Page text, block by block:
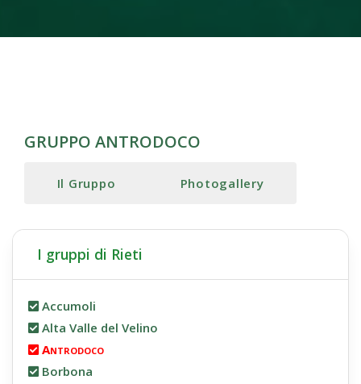
GRUPPO ANTRODOCO
Il Gruppo Photogallery
I gruppi di Rieti
Accumoli
Alta Valle del Velino
Antrodoco
Borbona